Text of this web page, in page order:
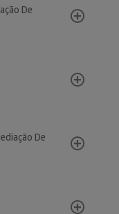
De
De